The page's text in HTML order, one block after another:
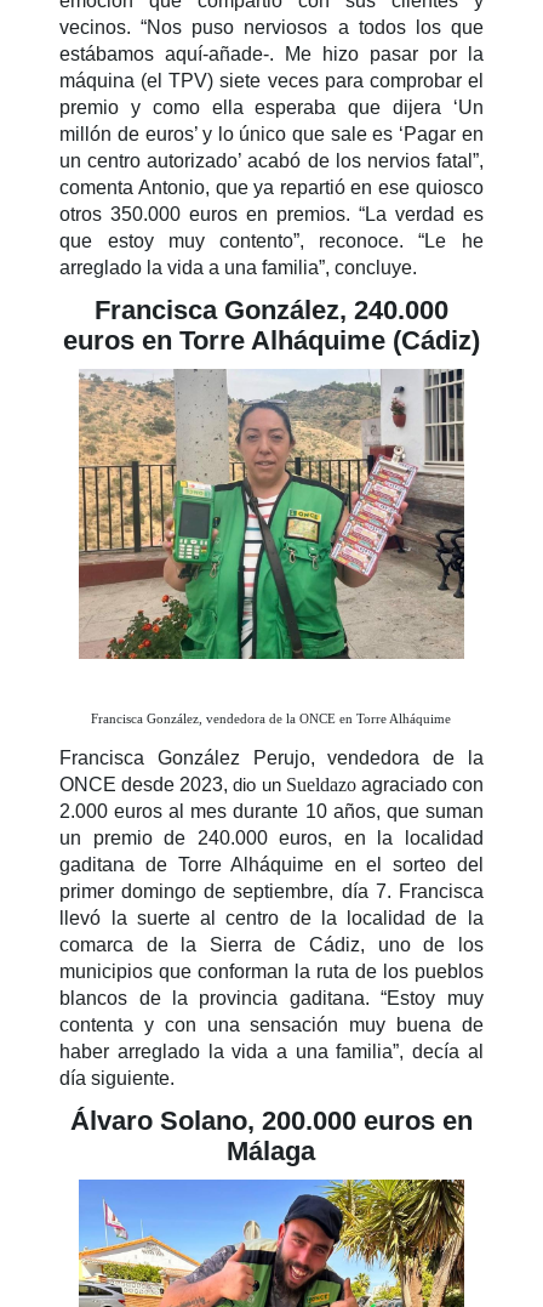
vecinos. “Nos puso nerviosos a todos los que
estábamos aquí-añade-. Me hizo pasar por la
máquina (el TPV) siete veces para comprobar el
premio y como ella esperaba que dijera ‘Un
millón de euros’ y lo único que sale es ‘Pagar en
un centro autorizado’ acabó de los nervios fatal”,
comenta Antonio, que ya repartió en ese quiosco
otros 350.000 euros en premios. “La verdad es
que estoy muy contento”, reconoce. “Le he
arreglado la vida a una familia”, concluye.
Francisca González, 240.000
euros en Torre Alháquime (Cádiz)
Francisca González, vendedora de la ONCE en Torre Alháquime
Francisca González Perujo, vendedora de la
ONCE desde 2023,dio un Sueldazoagraciado con
2.000 euros al mes durante 10 años, que suman
un premio de 240.000 euros, en la localidad
gaditana de Torre Alháquime en el sorteo del
primer domingo de septiembre, día 7. Francisca
llevó la suerte al centro de la localidad de la
comarca de la Sierra de Cádiz, uno de los
municipios que conforman la ruta de los pueblos
blancos de la provincia gaditana. “Estoy muy
contenta y con una sensación muy buena de
haber arreglado la vida a una familia”, decía al
día siguiente.
Álvaro Solano, 200.000 euros en
Málaga